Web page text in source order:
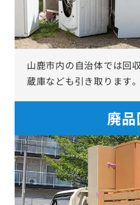
山鹿市内の自治体では回
蔵庫なども引き取ります。
廃